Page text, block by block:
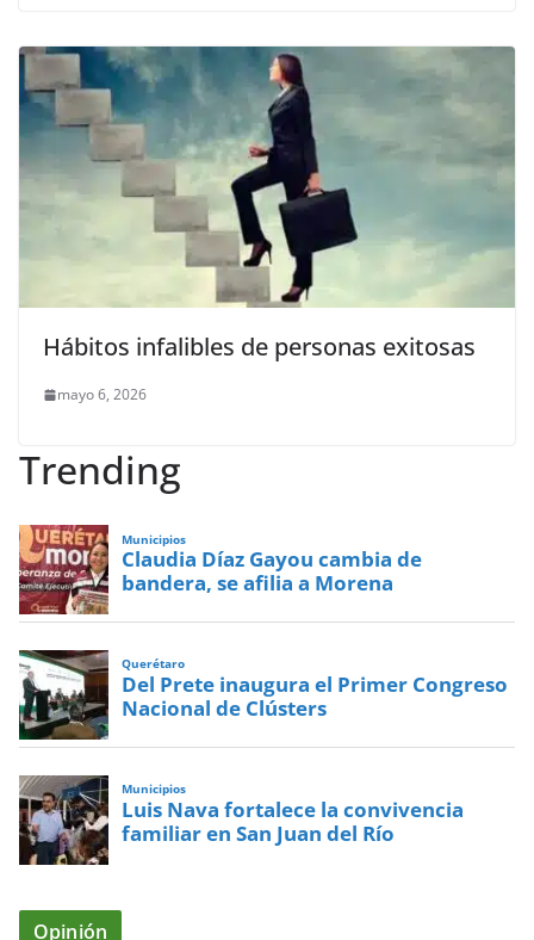
Hábitos infalibles de personas exitosas
mayo 6, 2026
Trending
Municipios
Claudia Díaz Gayou cambia de
bandera, se afilia a Morena
Querétaro
Del Prete inaugura el Primer Congreso
Nacional de Clústers
Municipios
Luis Nava fortalece la convivencia
familiar en San Juan del Río
Opinión